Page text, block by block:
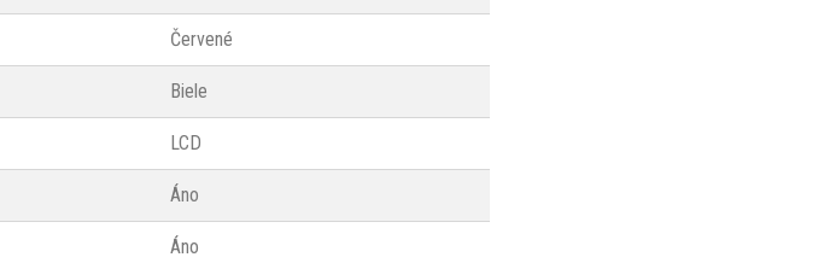
Červené
Biele
LCD
Áno
Áno